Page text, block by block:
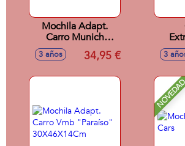
Mochila Adapt.
Carro Munich
"HEAVEN"
30X46X14 CM
3 años 34,95 € 3